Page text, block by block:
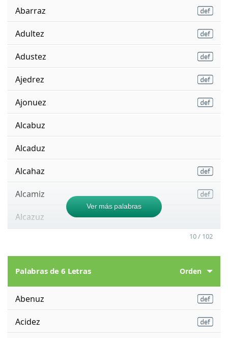
Abarraz
Adultez
Adustez
Ajedrez
Ajonuez
Alcabuz
Alcaduz
Alcahaz
Alcamiz
Alcazuz
Ver más palabras
10 / 102
Palabras de 6 Letras Orden
Abenuz
Acidez